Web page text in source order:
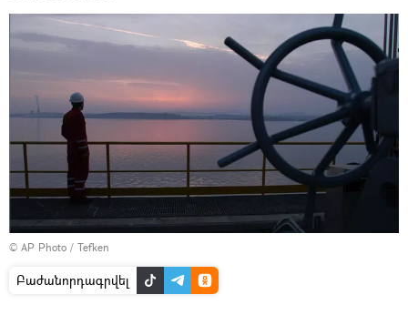
© AP Photo / Tefken
Բաժանորդագրվել